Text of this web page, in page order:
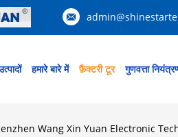
हमारे बारे में फ़ैक्टरी टूर गुणवत्ता
Wang Xin Yuan Electronic